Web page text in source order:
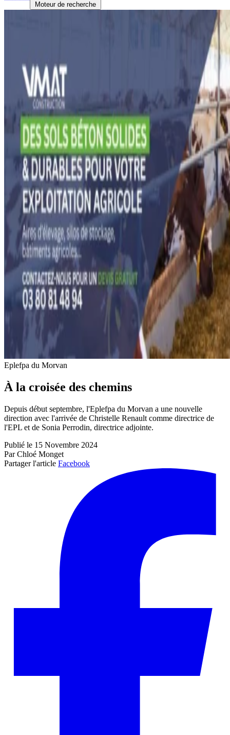
Moteur de recherche
Eplefpa du Morvan
À la croisée des chemins
Depuis début septembre, l'Eplefpa du Morvan a une nouvelle
direction avec l'arrivée de Christelle Renault comme directrice de
l'EPL et de Sonia Perrodin, directrice adjointe.
Publié le 15 Novembre 2024
Par Chloé Monget
Partager l'article Facebook